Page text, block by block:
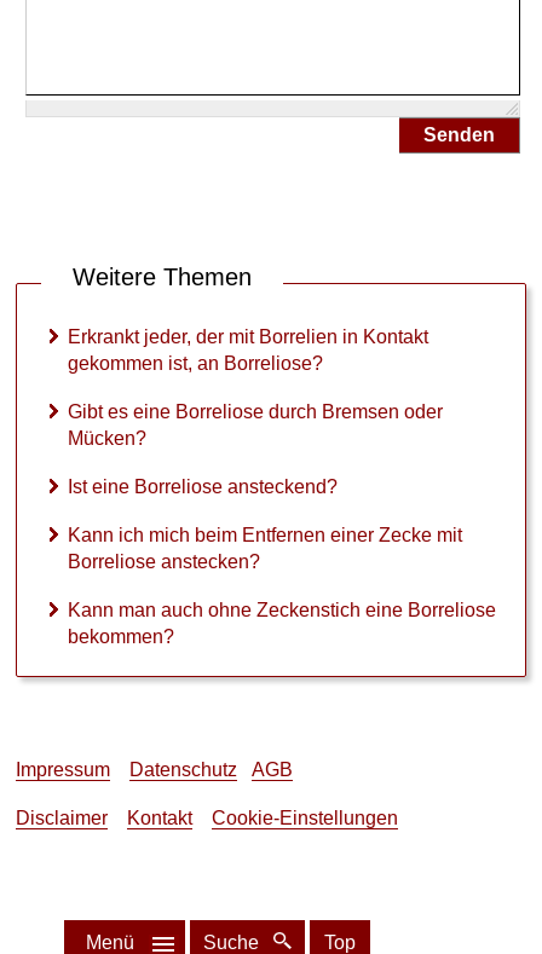
Senden
Weitere Themen
Erkrankt jeder, der mit Borrelien in Kontakt
gekommen ist, an Borreliose?
Gibt es eine Borreliose durch Bremsen oder
Mücken?
Ist eine Borreliose ansteckend?
Kann ich mich beim Entfernen einer Zecke mit
Borreliose anstecken?
Kann man auch ohne Zeckenstich eine Borreliose
bekommen?
Impressum Datenschutz AGB
Disclaimer Kontakt Cookie-Einstellungen
Menü Suche Top